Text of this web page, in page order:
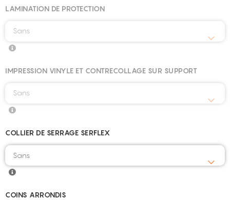
LAMINATION DE PROTECTION
Sans
IMPRESSION VINYLE ET CONTRECOLLAGE SUR SUPPORT
Sans
COLLIER DE SERRAGE SERFLEX
COINS ARRONDIS